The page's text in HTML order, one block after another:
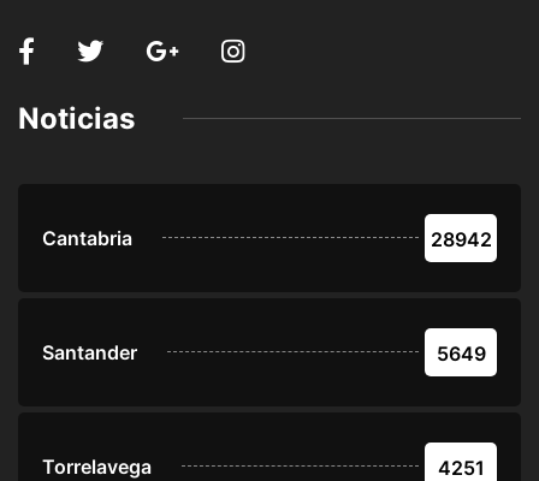
Noticias
Cantabria 28942
Santander 5649
Torrelavega 4251